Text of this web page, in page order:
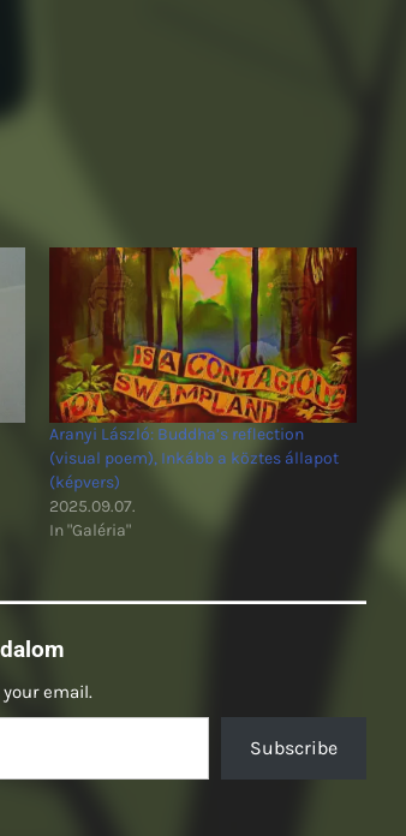
Aranyi László: Buddha’s reflection
(visual poem), Inkább a köztes állapot
(képvers)
2025.09.07.
In "Galéria"
email.
Subscribe